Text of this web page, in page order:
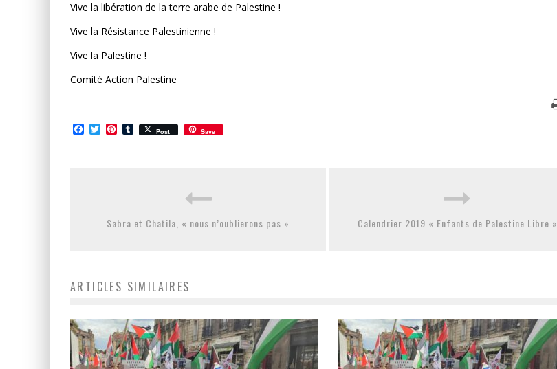
Vive la libération de la terre arabe de Palestine !
Vive la Résistance Palestinienne !
Vive la Palestine !
Comité Action Palestine
Facebook
TwitterPinterest
Tumblr
Post Save
Sabra et Chatila, « nous n’oublierons pas » Calendrier 2019 « Enfants de Palestine Libre »
ARTICLES SIMILAIRES